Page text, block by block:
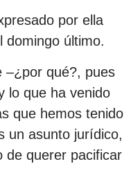
por ella
domingo último.
–¿por qué?, pues
lo que ha venido
que hemos tenido
un asunto jurídico,
de querer pacificar